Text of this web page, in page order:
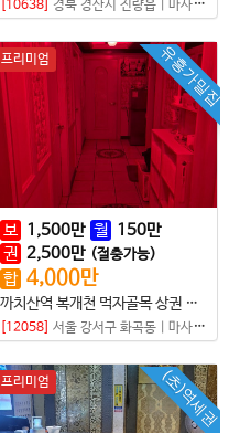
[10638] 경북 경산시 진량읍 마사지샵
유흥가밀집
프리미엄
보 1,500만 월 150만
권 2,500만 (절충가능)
합 4,000만
까치산역 복개천 먹자골목 상권 초입
[12058] 서울 강서구 화곡동 마사지샵
(초)역세권
프리미엄